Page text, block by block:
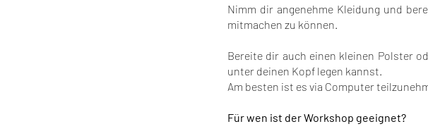
Nimm dir angenehme Kleidung und
mitmachen zu können.
Bereite dir auch einen kleinen Polster
unter deinen Kopf legen kannst.
Am besten ist es via Computer
Für wen ist der Workshop geeignet?